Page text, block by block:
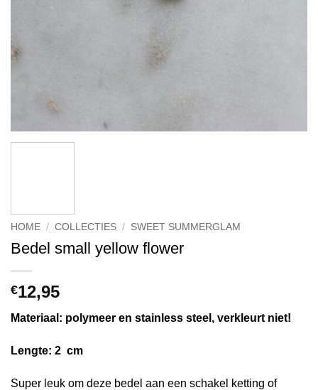
HOME / COLLECTIES / SWEET SUMMERGLAM
Bedel small yellow flower
€12,95
Materiaal: polymeer en stainless steel, verkleurt niet!
Lengte: 2 cm
Super leuk om deze bedel aan een schakel ketting of